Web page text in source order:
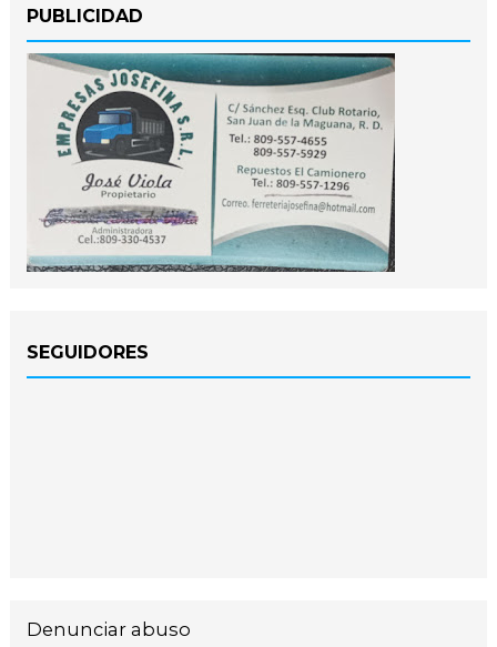
PUBLICIDAD
SEGUIDORES
Denunciar abuso